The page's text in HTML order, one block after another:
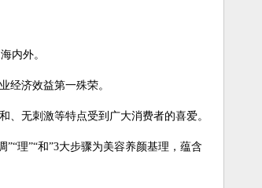
内外。
经济效益第一殊荣。
、无刺激等特点受到广大消费者的喜爱。
理”“和”3大步骤为美容养颜基理，蕴含